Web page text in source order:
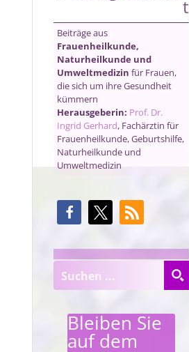
t
Beiträge aus
Frauenheilkunde,
Naturheilkunde und
Umweltmedizin für Frauen,
die sich um ihre Gesundheit
kümmern
Herausgeberin: Prof. Dr.
Ingrid Gerhard, Fachärztin für
Frauenheilkunde, Geburtshilfe,
Naturheilkunde und
Umweltmedizin
Bleiben Sie
auf dem